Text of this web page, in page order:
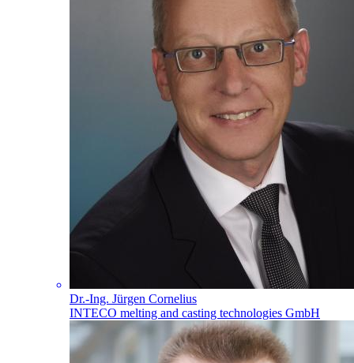
Dr.-Ing. Jürgen Cornelius
INTECO melting and casting technologies GmbH